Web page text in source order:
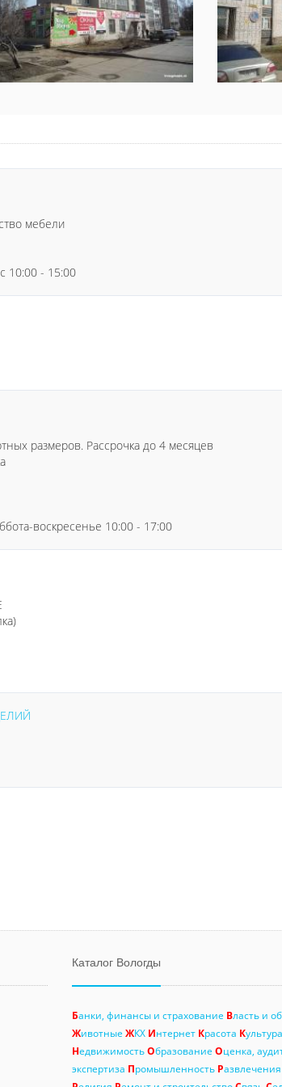
мебели
10:00 - 15:00
размеров. Рассрочка до 4 месяцев
воскресенье 10:00 - 17:00
Каталог Вологды
Банки, финансы и страхование Власть и
Животные ЖКХ Интернет Красота Культура
НедвижимостьОбразование Оценка,
экспертиза Промышленность Развлечения